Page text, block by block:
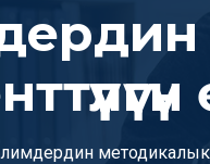
методикалык